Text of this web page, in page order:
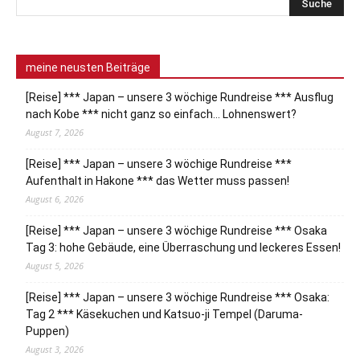
meine neusten Beiträge
[Reise] *** Japan – unsere 3 wöchige Rundreise *** Ausflug
nach Kobe *** nicht ganz so einfach… Lohnenswert?
August 7, 2026
[Reise] *** Japan – unsere 3 wöchige Rundreise ***
Aufenthalt in Hakone *** das Wetter muss passen!
August 6, 2026
[Reise] *** Japan – unsere 3 wöchige Rundreise *** Osaka
Tag 3: hohe Gebäude, eine Überraschung und leckeres Essen!
August 5, 2026
[Reise] *** Japan – unsere 3 wöchige Rundreise *** Osaka:
Tag 2 *** Käsekuchen und Katsuo-ji Tempel (Daruma-
Puppen)
August 3, 2026